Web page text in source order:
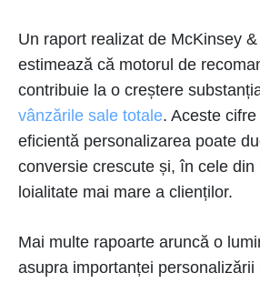
Un raport realizat de McKinsey
estimează că motorul de
contribuie la o creștere
vânzările sale totale. Aceste
eficientă personalizarea poate
conversie crescute și, în cele din
loialitate mai mare a clienților.
Mai multe rapoarte aruncă o
asupra importanței personalizării